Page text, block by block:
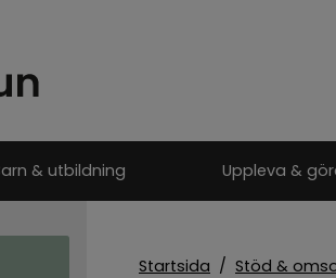
& utbildning Uppleva &
Startsida / Stöd &